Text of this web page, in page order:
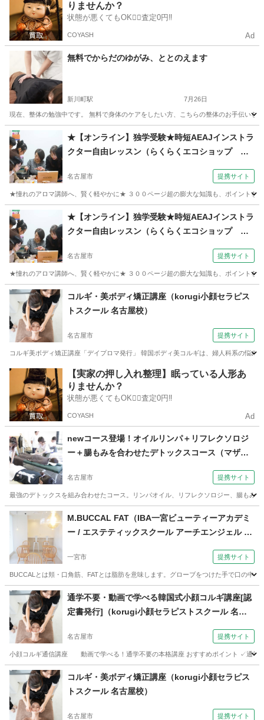
りませんか？
状態が悪くてもOK🙆‍♀️査定0円‼️
COYASH Ad
無料でからだのゆがみ、ととのえます
新川町駅 7月26日
現在、整体の勉強中です。 無料で身体のケアをしたい方、こちらの整体のお手伝い
愛知 新川町駅 整体 手伝い
★【オンライン】独学受験★時短AEAJインストラ
クター自由レッスン（らくらくエコショップ ア
名古屋市 提携サイト
★憧れのアロマ講師へ、賢く軽やかに★ ３００ページ超の膨大な知識も、ポイントを
愛知 アロマ
★【オンライン】独学受験★時短AEAJインストラ
クター自由レッスン（らくらくエコショップ ア
名古屋市 提携サイト
★憧れのアロマ講師へ、賢く軽やかに★ ３００ページ超の膨大な知識も、ポイントを
愛知 名古屋市 アロマ
コルギ・美ボディ矯正講座（korugi小顔セラピス
トスクール 名古屋校）
名古屋市 提携サイト
コルギ美ボディ矯正講座「デイプロマ発行」 韓国ボディ美コルギは、婦人科系の悩
愛知 名古屋市 マッサージ
【実家の押し入れ整理】眠っている人形あ
りませんか？
状態が悪くてもOK🙆‍♀️査定0円‼️
COYASH Ad
newコース登場！オイルリンパ＋リフレクソロジ
ー＋腸もみを合わせたデトックスコース（マザー
名古屋市 提携サイト
最強のデトックスを組み合わせたコース。リンパオイル、リフレクソロジー、腸もみ
愛知 名古屋市 M.BUCCAL FAT（IBA一宮ビューティーアカデミ
ー / エステティックスクール アーチエンジェル 一
一宮市 提携サイト
BUCCALとは頬・口角筋、FATとは脂肪を意味します。グローブをつけた手で口の中
愛知 一宮市 エステ
通学不要・動画で学べる韓国式小顔コルギ講座[認
定書発行]（korugi小顔セラピストスクール 名古
名古屋市 提携サイト
小顔コルギ通信講座 動画で学べる！通学不要の本格講座 おすすめポイント ✓通学
愛知 名古屋市 エステ
コルギ・美ボディ矯正講座（korugi小顔セラピス
トスクール 名古屋校）
名古屋市 提携サイト